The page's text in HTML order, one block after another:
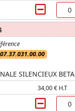
SILENCIEUX BETA
34,00 € H.T